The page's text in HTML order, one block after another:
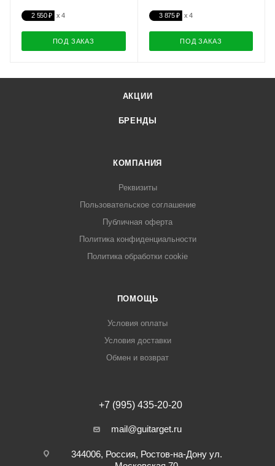
2 550 ₽
ПОД ЗАКАЗ
3 875 ₽
ПОД ЗАКАЗ
АКЦИИ
БРЕНДЫ
КОМПАНИЯ
Реквизиты
Пользовательское соглашение
Публичная оферта
Политика конфиденциальности
Политика обработки cookie
ПОМОЩЬ
Условия оплаты
Условия доставки
Обмен и возврат
+7 (995) 435-20-20
mail@guitarget.ru
344006, Россия, Ростов-на-Дону ул.